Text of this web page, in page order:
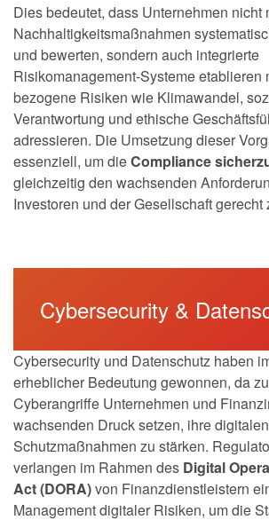
Dies bedeutet, dass Unternehmen nicht
Nachhaltigkeitsmaßnahmen
und bewerten, sondern auch integrierte
Risikomanagement-Systeme etablieren
bezogene Risiken wie Klimawandel,
Verantwortung und ethische
adressieren. Die Umsetzung dieser
essenziell, um dieCompliance
gleichzeitig den wachsenden
Investoren und der Gesellschaft gerecht
Cybersecurity &
Cybersecurity und Datenschutz haben
erheblicher Bedeutung gewonnen, da
Cyberangriffe Unternehmen und
wachsenden Druck setzen, ihre digitalen
Schutzmaßnahmen zu stärken.
verlangen im Rahmen des Digital
Act (DORA)von Finanzdienstleistern
Management digitaler Risiken, um die